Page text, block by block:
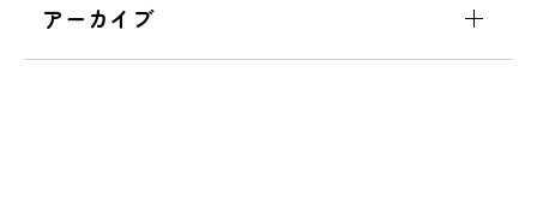
アーカイブ